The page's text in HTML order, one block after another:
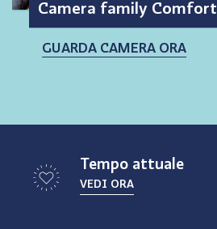
Camera family Comfort
GUARDA CAMERA ORA
Tempo attuale
VEDI ORA